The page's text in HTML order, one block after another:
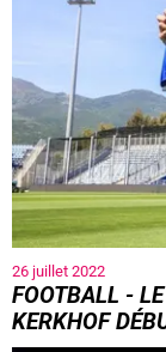
26 juillet 2022
FOOTBALL -
KERKHOF